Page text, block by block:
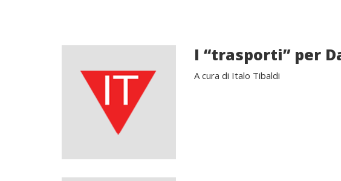
I “trasporti” per
A cura di Italo Tibaldi